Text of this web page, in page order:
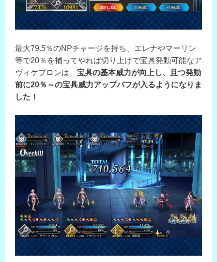
最大79.5％のNPチャージを持ち、エレナやマーリン
等で20％を補ってやれば切り上げで宝具発動可能なア
ヴィケブロンは、 宝具の基本威力が向上し、且つ発動
前に20％～の宝具威力アップバフが入るようになりま
した！